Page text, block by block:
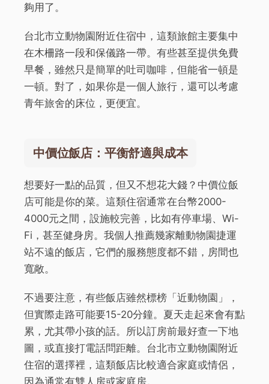
夠用了。
台北市立動物園附近住宿中，這類旅館主要集中
在木柵路一段和保儀路一帶。有些甚至提供免費
早餐，雖然只是簡單的吐司咖啡，但能省一頓是
一頓。對了，如果你是一個人旅行，還可以考慮
青年旅舍的床位，更便宜。
中價位飯店：平衡舒適與成本
想要好一點的品質，但又不想花大錢？中價位飯
店可能是你的菜。這類住宿通常在台幣2000-
4000元之間，設施較完善，比如有停車場、Wi-
Fi，甚至健身房。我個人推薦幾家離動物園捷運
站不遠的飯店，它們的服務態度都不錯，房間也
寬敞。
不過要注意，有些飯店雖然標榜「近動物園」，
但實際走路可能要15-20分鐘。夏天走起來會有點
累，尤其帶小孩的話。所以訂房前最好查一下地
圖，或直接打電話問距離。台北市立動物園附近
住宿的選擇裡，這類飯店比較適合家庭或情侶，
因為通常有雙人房或家庭房。